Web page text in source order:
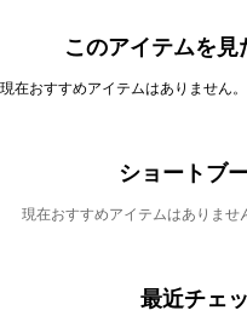
このアイテムを
現在おすすめアイテムはありません。
ショートブ
現在おすすめアイテムはありませ
最近チェ